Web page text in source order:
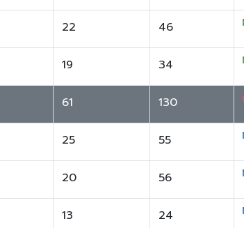
22 46
19 34
61 130
25 55
20 56
13 24